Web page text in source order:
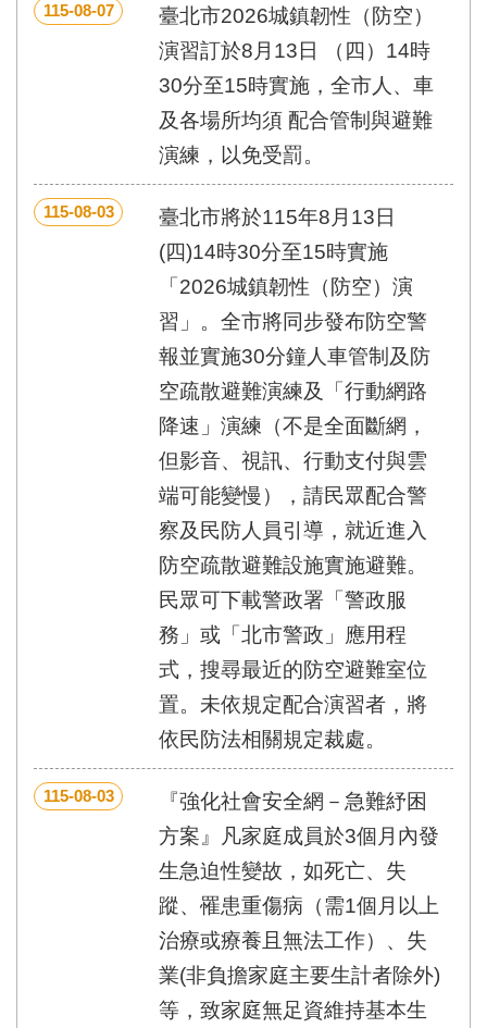
115-08-07
臺北市2026城鎮韌性（防空）
演習訂於8月13日 （四）14時
30分至15時實施，全市人、車
及各場所均須 配合管制與避難
演練，以免受罰。
115-08-03
臺北市將於115年8月13日
(四)14時30分至15時實施
「2026城鎮韌性（防空）演
習」。全市將同步發布防空警
報並實施30分鐘人車管制及防
空疏散避難演練及「行動網路
降速」演練（不是全面斷網，
但影音、視訊、行動支付與雲
端可能變慢），請民眾配合警
察及民防人員引導，就近進入
防空疏散避難設施實施避難。
民眾可下載警政署「警政服
務」或「北市警政」應用程
式，搜尋最近的防空避難室位
置。未依規定配合演習者，將
依民防法相關規定裁處。
115-08-03
『強化社會安全網－急難紓困
方案』凡家庭成員於3個月內發
生急迫性變故，如死亡、失
蹤、罹患重傷病（需1個月以上
治療或療養且無法工作）、失
業(非負擔家庭主要生計者除外)
等，致家庭無足資維持基本生